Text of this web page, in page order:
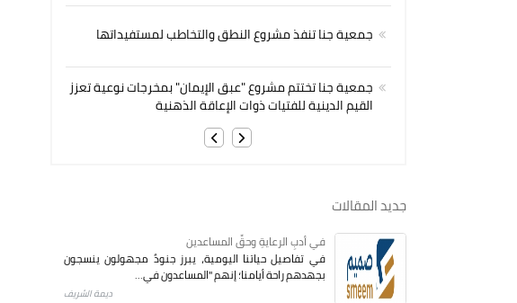
جمعية جنا تنفذ مشروع النطق والتخاطب لمستفيداتها
جمعية جنا تختتم مشروع "عبق الإيمان" بمخرجات نوعية تعزز
القيم الدينية للفتيات ذوات الإعاقة الذهنية
جديد المقالات
في أدبِ الرعايةِ وحقِّ المساعدين
في تفاصيل حياتنا اليومية، يبرز جنودٌ مجهولون ينسجون
بجهدهم راحة أيامنا؛ إنهم "المساعدون في...
ديمة الشريف